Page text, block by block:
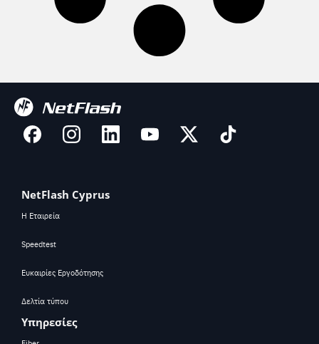
NetFlash Cyprus
Η Εταιρεία
Speedtest
Ευκαιρίες Εργοδότησης
Δελτία τύπου
Υπηρεσίες